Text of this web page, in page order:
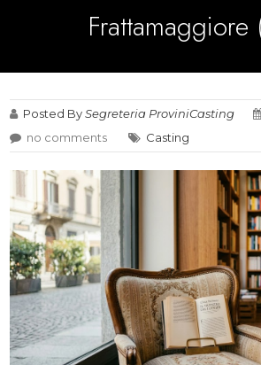
Frattamaggiore
Posted BySegreteria ProviniCasting
no comments
Casting